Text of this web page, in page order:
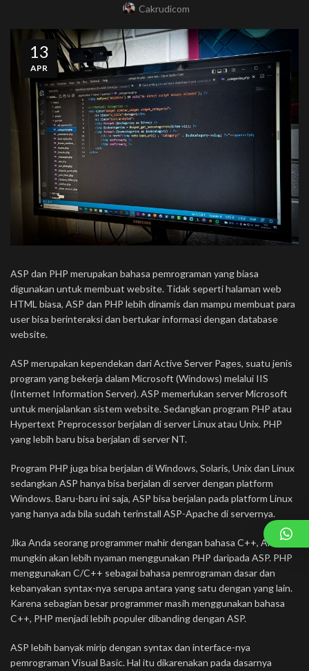
Cakrudicom
13
APR
ASP dan PHP merupakan bahasa pemrograman yang biasa
digunakan untuk membuat website. Tidak seperti halaman web
HTML biasa, ASP dan PHP lebih dinamis dan mampu membuat para
user bisa berinteraksi dan bertukar informasi dengan database
website.
ASP merupakan kependekan dari Active Server Pages, suatu jenis
program yang bekerja dalam Microsoft (Windows) melalui IIS
(Internet Information Server). ASP memerlukan server Microsoft
untuk menjalankan sistem website. Sedangkan program PHP atau
Hypertext Preprocessor berjalan di server Linux atau Unix. PHP
yang lebih baru bisa berjalan di server NT.
Program PHP juga bisa berjalan di Windows, Solaris, Unix dan Linux
sedangkan ASP hanya bisa berjalan di server dengan platform
Windows. Baru-baru ini saja, ASP bisa berjalan pada platform Linux
yang hanya ada bila sudah terinstall ASP-Apache di servernya.
Jika Anda seorang programmer mahir dengan bahasa C++, Anda
mungkin akan lebih nyaman menggunakan PHP daripada ASP. PHP
menggunakan C/C++ sebagai bahasa pemrograman dasar dan
kebanyakan syntax-nya serupa antara yang satu dengan yang lain.
Karena sebagian besar programmer masih menggunakan bahasa
C++, PHP menjadi lebih populer dibanding dengan ASP.
ASP lebih banyak mirip dengan syntax dan interface-nya
pemrograman Visual Basic. Hal itu dikarenakan pada dasarnya